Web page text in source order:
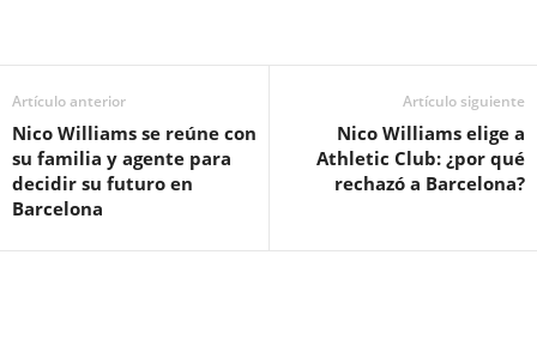
Artículo anterior
Nico Williams se reúne con
su familia y agente para
decidir su futuro en
Barcelona
Artículo siguiente
Nico Williams elige a
Athletic Club: ¿por qué
rechazó a Barcelona?